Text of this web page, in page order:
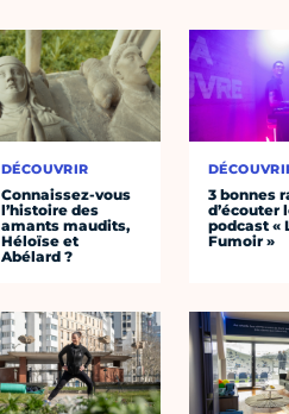
DÉCOUVRIR
Connaissez-vous
l’histoire des
amants maudits,
Héloïse et
Abélard ?
3 bonnes
d’écouter
podcast «
Fumoir »